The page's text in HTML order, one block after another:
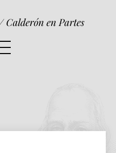
Calderón en Partes